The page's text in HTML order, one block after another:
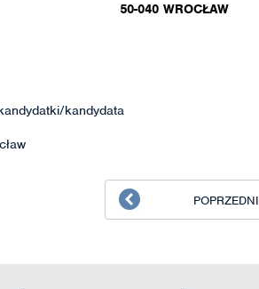
50-040 WROCŁAW
kandydata
POPRZEDNI